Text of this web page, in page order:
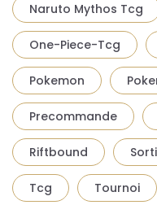
Naruto Mythos Tcg
One-Piece-Tcg
Pokemon
Precommande
Riftbound
Tcg Tournoi